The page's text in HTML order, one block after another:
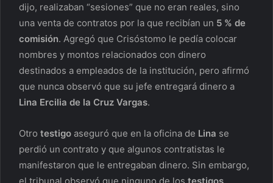
dijo, realizaban “sesiones” que no eran reales, sino
una venta de contratos por la que recibían un 5 % de
comisión. Agregó que Crisóstomo le pedía colocar
nombres y montos relacionados con dinero
destinados a empleados de la institución, pero afirmó
que nunca observó que su jefe entregará dinero a
Lina Ercilia de la Cruz Vargas.
Otro testigo aseguró que en la oficina de Lina se
perdió un contrato y que algunos contratistas le
manifestaron que le entregaban dinero. Sin embargo,